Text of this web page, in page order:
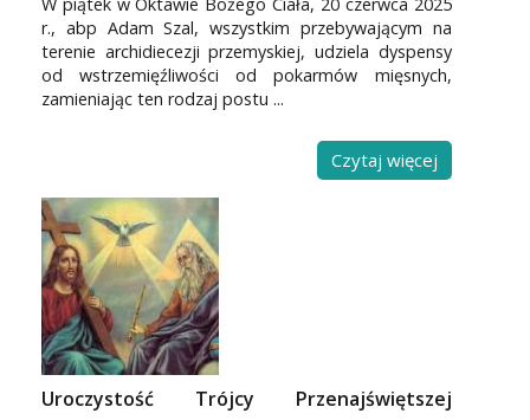
r., abp Adam Szal, wszystkim przebywającym na
terenie archidiecezji przemyskiej, udziela dyspensy
od wstrzemięźliwości od pokarmów mięsnych,
zamieniając ten rodzaj postu ...
Czytaj więcej
Uroczystość Trójcy Przenajświętszej